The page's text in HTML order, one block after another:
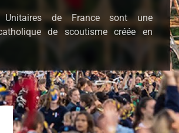
Unitaires de France sont une
de scoutisme créée en